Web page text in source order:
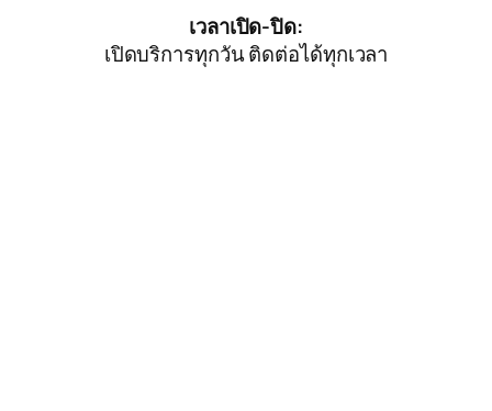
เวลาเปิด-ปิด:
เปิดบริการทุกวัน ติดต่อได้ทุกเวลา